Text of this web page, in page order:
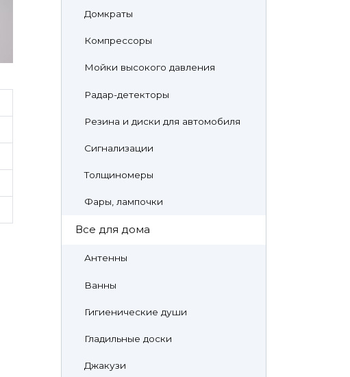
Домкраты
Компрессоры
Мойки высокого давления
Радар-детекторы
Резина и диски для автомобиля
Сигнализации
Толщиномеры
Фары, лампочки
Все для дома
Антенны
Ванны
Гигиенические души
Гладильные доски
Джакузи